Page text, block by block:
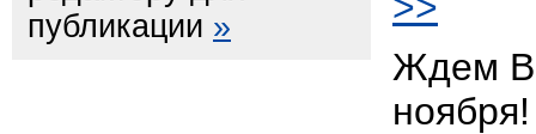
публикации »
Ждем
ноября!